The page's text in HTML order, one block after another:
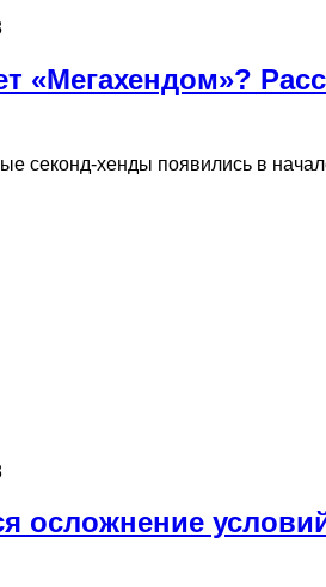
«Мегахендом»?
секонд-хенды появились в
осложнение